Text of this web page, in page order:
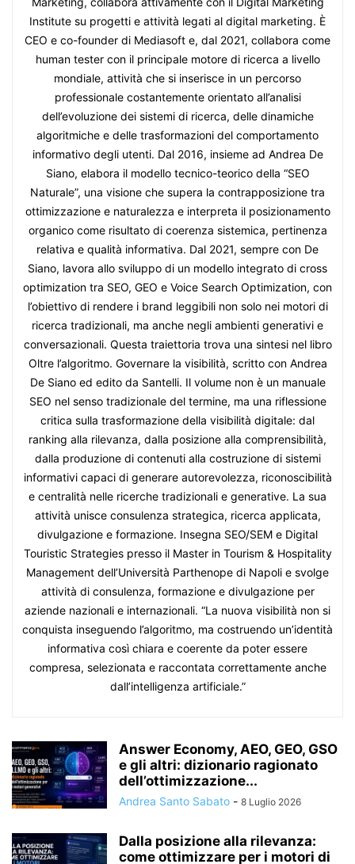
Institute su progetti e attività legati al digital marketing. È
CEO e co-founder di Mediasoft e, dal 2021, collabora come
human tester con il principale motore di ricerca a livello
mondiale, attività che si inserisce in un percorso
professionale costantemente orientato all’analisi
dell’evoluzione dei sistemi di ricerca, delle dinamiche
algoritmiche e delle trasformazioni del comportamento
informativo degli utenti. Dal 2016, insieme ad Andrea De
Siano, elabora il modello tecnico-teorico della “SEO
Naturale”, una visione che supera la contrapposizione tra
ottimizzazione e naturalezza e interpreta il posizionamento
organico come risultato di coerenza sistemica, pertinenza
relativa e qualità informativa. Dal 2021, sempre con De
Siano, lavora allo sviluppo di un modello integrato di cross
optimization tra SEO, GEO e Voice Search Optimization, con
l’obiettivo di rendere i brand leggibili non solo nei motori di
ricerca tradizionali, ma anche negli ambienti generativi e
conversazionali. Questa traiettoria trova una sintesi nel libro
Oltre l’algoritmo. Governare la visibilità, scritto con Andrea
De Siano ed edito da Santelli. Il volume non è un manuale
SEO nel senso tradizionale del termine, ma una riflessione
critica sulla trasformazione della visibilità digitale: dal
ranking alla rilevanza, dalla posizione alla comprensibilità,
dalla produzione di contenuti alla costruzione di sistemi
informativi capaci di generare autorevolezza, riconoscibilità
e centralità nelle ricerche tradizionali e generative. La sua
attività unisce consulenza strategica, ricerca applicata,
divulgazione e formazione. Insegna SEO/SEM e Digital
Touristic Strategies presso il Master in Tourism & Hospitality
Management dell’Università Parthenope di Napoli e svolge
attività di consulenza, formazione e divulgazione per
aziende nazionali e internazionali. “La nuova visibilità non si
conquista inseguendo l’algoritmo, ma costruendo un’identità
informativa così chiara e coerente da poter essere
compresa, selezionata e raccontata correttamente anche
dall’intelligenza artificiale.”
Answer Economy, AEO, GEO, GSO
e gli altri: dizionario ragionato
dell’ottimizzazione...
Andrea Santo Sabato - 8 Luglio 2026
Dalla posizione alla rilevanza:
come ottimizzare per i motori di